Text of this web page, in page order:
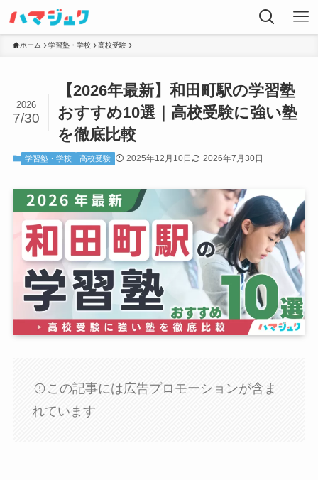
ホーム 学習塾・学校 高校受験
【2026年最新】和田町駅の学習塾
おすすめ10選｜高校受験に強い塾
を徹底比較
2026
7/30
学習塾・学校 高校受験 2025年12月10日 2026年7月30日
この記事には広告プロモーションが含ま
れています